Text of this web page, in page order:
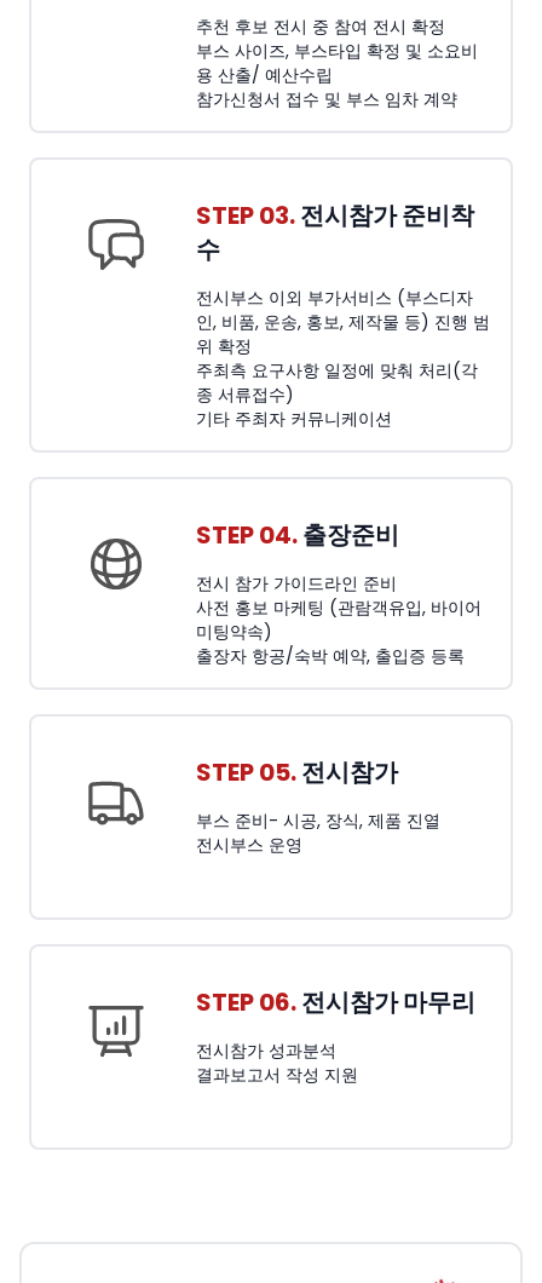
추천 후보 전시 중 참여 전시 확정
부스 사이즈, 부스타입 확정 및 소요비
용 산출/ 예산수립
참가신청서 접수 및 부스 임차 계약
STEP 03.전시참가 준비착
수
전시부스 이외 부가서비스 (부스디자
인, 비품, 운송, 홍보, 제작물 등) 진행 범
위 확정
주최측 요구사항 일정에 맞춰 처리(각
종 서류접수)
기타 주최자 커뮤니케이션
STEP 04.출장준비
전시 참가 가이드라인 준비
사전 홍보 마케팅 (관람객유입, 바이어
미팅약속)
출장자 항공/숙박 예약, 출입증 등록
STEP 05.전시참가
부스 준비- 시공, 장식, 제품 진열
전시부스 운영
STEP 06.전시참가 마무리
전시참가 성과분석
결과보고서 작성 지원